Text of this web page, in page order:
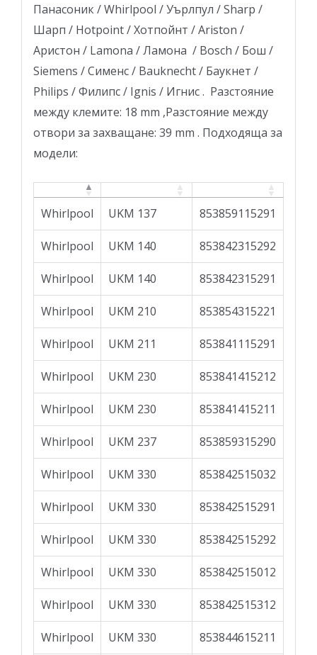
Панасоник / Whirlpool / Уърлпул / Sharp /
Шарп / Hotpoint / Хотпойнт / Ariston /
Аристон / Lamona / Ламона / Bosch / Бош /
Siemens / Сименс / Bauknecht / Баукнет /
Philips / Филипс / Ignis / Игнис . Разстояние
между клемите: 18 mm ,Разстояние между
отвори за захващане: 39 mm . Подходяща за
модели:
Whirlpool UKM 137 853859115291
Whirlpool UKM 140 853842315292
Whirlpool UKM 140 853842315291
Whirlpool UKM 210 853854315221
Whirlpool UKM 211 853841115291
Whirlpool UKM 230 853841415212
Whirlpool UKM 230 853841415211
Whirlpool UKM 237 853859315290
Whirlpool UKM 330 853842515032
Whirlpool UKM 330 853842515291
Whirlpool UKM 330 853842515292
Whirlpool UKM 330 853842515012
Whirlpool UKM 330 853842515312
Whirlpool UKM 330 853844615211